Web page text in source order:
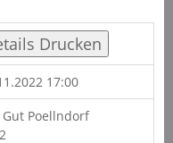
17:00
Poellndorf